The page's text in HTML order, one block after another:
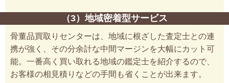
（3）地域密着型サービス
骨董品買取りセンターは、地域に根ざした査定士との連
携が強く、その分余計な中間マージンを大幅にカット可
能。一番高く買い取れる地域の鑑定士を紹介するので、
お客様の相見積りなどの手間も省くことが出来ます。